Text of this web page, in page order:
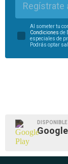
Regístrate
Al someter tu
Condiciones de
especiales de
Podrás optar
DISPONIBLE